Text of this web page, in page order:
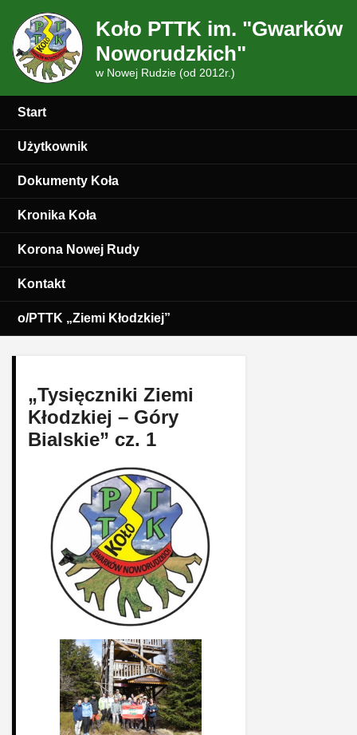
Koło PTTK im. "Gwarków
Noworudzkich"
w Nowej Rudzie (od 2012r.)
Start
Użytkownik
Dokumenty Koła
Kronika Koła
Korona Nowej Rudy
Kontakt
o/PTTK „Ziemi Kłodzkiej”
„Tysięczniki Ziemi
Kłodzkiej – Góry
Bialskie” cz. 1